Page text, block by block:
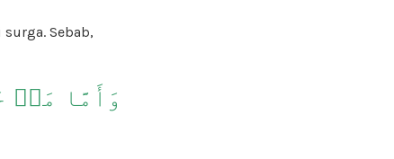
Sebab,